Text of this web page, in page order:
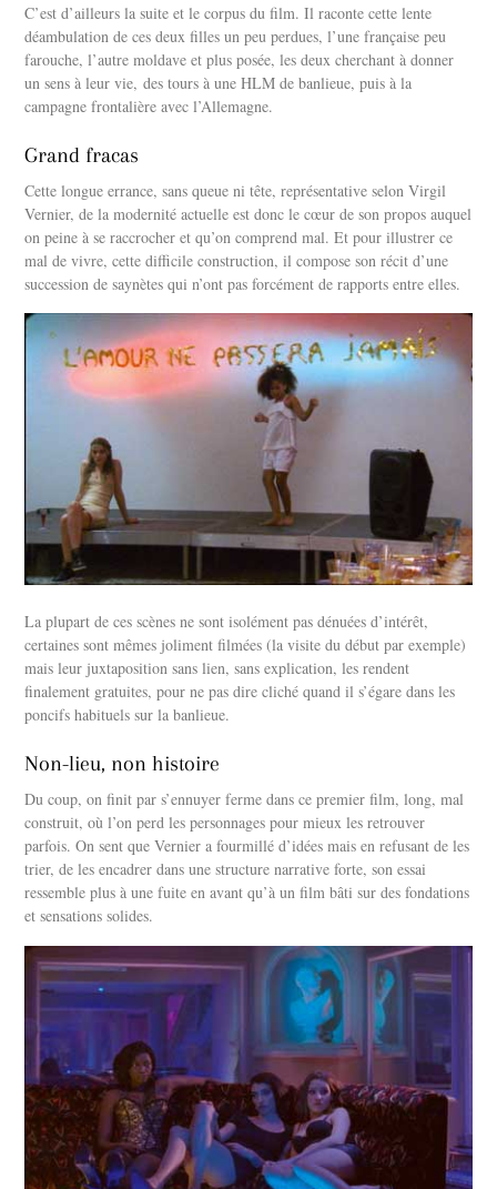
C’est d’ailleurs la suite et le corpus du film. Il raconte cette lente
déambulation de ces deux filles un peu perdues, l’une française peu
farouche, l’autre moldave et plus posée, les deux cherchant à donner
un sens à leur vie, des tours à une HLM de banlieue, puis à la
campagne frontalière avec l’Allemagne.
Grand fracas
Cette longue errance, sans queue ni tête, représentative selon Virgil
Vernier, de la modernité actuelle est donc le cœur de son propos auquel
on peine à se raccrocher et qu’on comprend mal. Et pour illustrer ce
mal de vivre, cette difficile construction, il compose son récit d’une
succession de saynètes qui n’ont pas forcément de rapports entre elles.
La plupart de ces scènes ne sont isolément pas dénuées d’intérêt,
certaines sont mêmes joliment filmées (la visite du début par exemple)
mais leur juxtaposition sans lien, sans explication, les rendent
finalement gratuites, pour ne pas dire cliché quand il s’égare dans les
poncifs habituels sur la banlieue.
Non-lieu, non histoire
Du coup, on finit par s’ennuyer ferme dans ce premier film, long, mal
construit, où l’on perd les personnages pour mieux les retrouver
parfois. On sent que Vernier a fourmillé d’idées mais en refusant de les
trier, de les encadrer dans une structure narrative forte, son essai
ressemble plus à une fuite en avant qu’à un film bâti sur des fondations
et sensations solides.